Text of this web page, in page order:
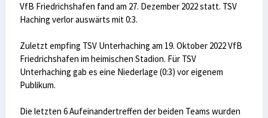
VfB Friedrichshafen fand am 27. Dezember 2022 statt. TSV
Haching verlor auswärts mit 0:3.
Zuletzt empfing TSV Unterhaching am 19. Oktober 2022 VfB
Friedrichshafen im heimischen Stadion. Für TSV
Unterhaching gab es eine Niederlage (0:3) vor eigenem
Publikum.
Die letzten 6 Aufeinandertreffen der beiden Teams wurden